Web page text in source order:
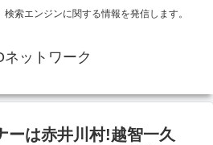
索エンジンに関する情報を発信します。
ネットワーク
ーは赤井川村!越智一久